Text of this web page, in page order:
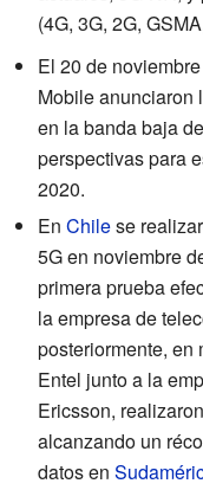
(4G, 3G, 2G,
El 20 de
Mobile anunciaron
en la banda baja
perspectivas para
2020.
En Chilese
5G en noviembre
primera prueba
la empresa de
posteriormente, en
Entel junto a la
Ericsson,
alcanzando un
datos en